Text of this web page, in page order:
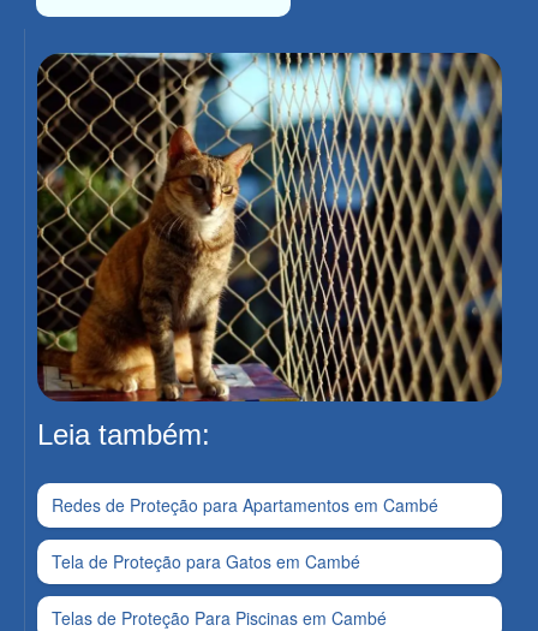
Leia também:
Redes de Proteção para Apartamentos em Cambé
Tela de Proteção para Gatos em Cambé
Telas de Proteção Para Piscinas em Cambé